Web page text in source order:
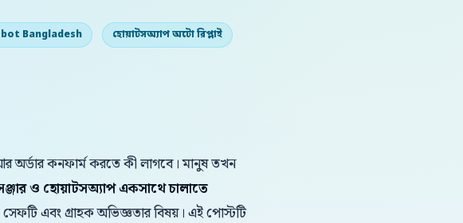
Bangladesh হোয়াটসঅ্যাপ অটো রিপ্লাই
অর্ডার কনফার্ম করতে কী লাগবে। মানুষ তখন
ও হোয়াটসঅ্যাপ একসাথে চালাতে
এবং গ্রাহক অভিজ্ঞতার বিষয়। এই পোস্টটি